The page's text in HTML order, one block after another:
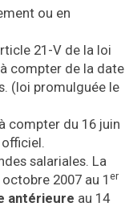
ou en
21-V de la loi
compter de la date
(loi promulguée le
compter du 16 juin
salariales. La
octobre 2007 au 1 er
antérieure au 14